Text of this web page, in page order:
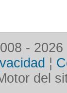
- 2026
¦
del